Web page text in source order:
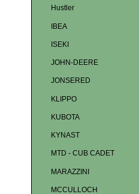
Hustler
IBEA
ISEKI
JOHN-DEERE
JONSERED
KLIPPO
KUBOTA
KYNAST
MTD - CUB CADET
MARAZZINI
MCCULLOCH